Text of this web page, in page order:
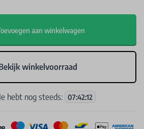
aan winkelwagen
winkelvoorraad
Je hebt nog steeds: 07:42:12